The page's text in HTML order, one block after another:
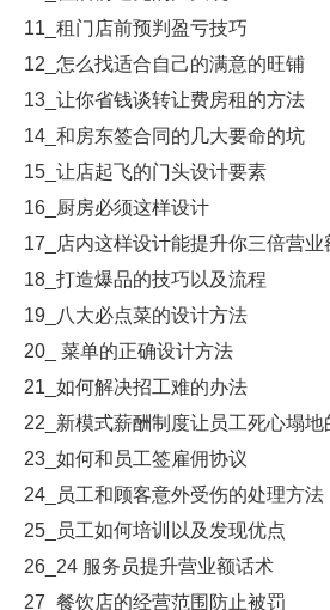
11_租门店前预判盈亏技巧
12_怎么找适合自己的满意的旺铺
13_让你省钱谈转让费房租的方法
14_和房东签合同的几大要命的坑
15_让店起飞的门头设计要素
16_厨房必须这样设计
17_店内这样设计能提升你三倍营业
18_打造爆品的技巧以及流程
19_八大必点菜的设计方法
20_ 菜单的正确设计方法
21_如何解决招工难的办法
22_新模式薪酬制度让员工死心塌地
23_如何和员工签雇佣协议
24_员工和顾客意外受伤的处理方法
25_员工如何培训以及发现优点
26_24 服务员提升营业额话术
27_餐饮店的经营范围防止被罚